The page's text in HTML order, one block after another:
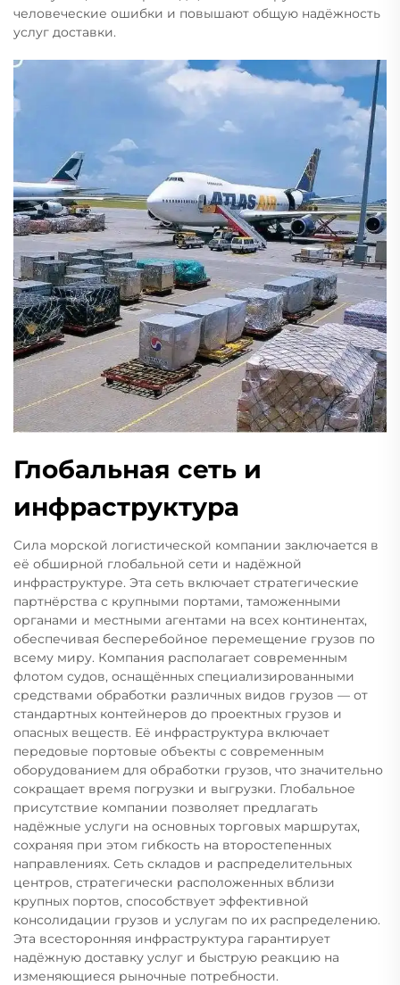
человеческие ошибки и повышают общую надёжность
услуг доставки.
Глобальная сеть и
инфраструктура
Сила морской логистической компании заключается в
её обширной глобальной сети и надёжной
инфраструктуре. Эта сеть включает стратегические
партнёрства с крупными портами, таможенными
органами и местными агентами на всех континентах,
обеспечивая бесперебойное перемещение грузов по
всему миру. Компания располагает современным
флотом судов, оснащённых специализированными
средствами обработки различных видов грузов — от
стандартных контейнеров до проектных грузов и
опасных веществ. Её инфраструктура включает
передовые портовые объекты с современным
оборудованием для обработки грузов, что значительно
сокращает время погрузки и выгрузки. Глобальное
присутствие компании позволяет предлагать
надёжные услуги на основных торговых маршрутах,
сохраняя при этом гибкость на второстепенных
направлениях. Сеть складов и распределительных
центров, стратегически расположенных вблизи
крупных портов, способствует эффективной
консолидации грузов и услугам по их распределению.
Эта всесторонняя инфраструктура гарантирует
надёжную доставку услуг и быструю реакцию на
изменяющиеся рыночные потребности.